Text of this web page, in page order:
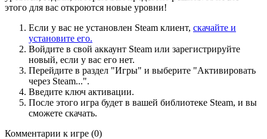
этого для вас откроются новые уровни!
Если у вас не установлен Steam клиент, скачайте и
установите его.
Войдите в свой аккаунт Steam или зарегистрируйте
новый, если у вас его нет.
Перейдите в раздел "Игры" и выберите "Активировать
через Steam...".
Введите ключ активации.
После этого игра будет в вашей библиотеке Steam, и вы
сможете скачать.
Комментарии к игре (0)